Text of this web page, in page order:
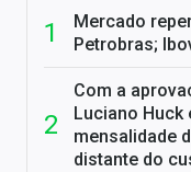
Mercado
Petrobras;
Com a
Luciano Huck
mensalidade
distante do